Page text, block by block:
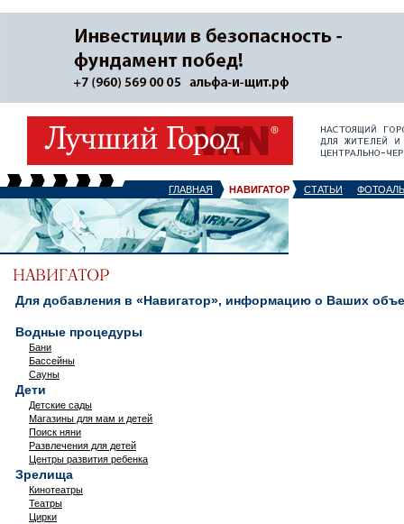
ГЛАВНАЯ НАВИГАТОР СТАТЬИ
Для добавления в «Навигатор», информацию о Ваших
Водные процедуры
Бани
Бассейны
Сауны
Дети
Детские сады
Магазины для мам и детей
Поиск няни
Развлечения для детей
Центры развития ребенка
Зрелища
Кинотеатры
Театры
Цирки